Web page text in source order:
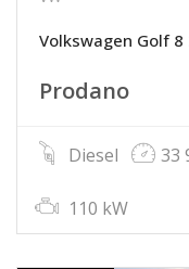
Volkswagen Golf 8
Prodano
Diesel 33
110 kW